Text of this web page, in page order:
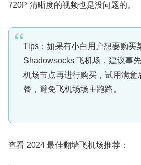
720P 清晰度的视频也是没问题的。
Tips：如果有小白用户想要购买
Shadowsocks 飞机场，建议事
机场节点再进行购买，试用满意
餐，避免飞机场场主跑路。
查看 2024 最佳翻墙飞机场推荐：